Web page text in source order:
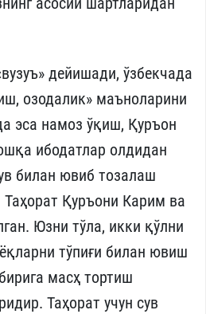
дейишади, ўзбекчада
озодалик» маъноларини
эса намоз ўқиш, Қуръон
ибодатлар олдидан
билан ювиб тозалаш
Таҳорат Қуръони Карим ва
Юзни тўла, икки қўлни
тўпиғи билан ювиш
масҳ тортиш
Таҳорат учун сув